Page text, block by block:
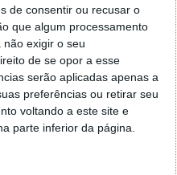
de consentir ou recusar o
que algum processamento
exigir o seu
de se opor a esse
serão aplicadas apenas a
preferências ou retirar seu
voltando a este site e
parte inferior da página.